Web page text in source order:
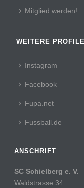
Mitglied werden!
WEITERE PROFILE
Instagram
Facebook
Fupa.net
Fussball.de
ANSCHRIFT
SC Schielberg e. V.
Waldstrasse 34